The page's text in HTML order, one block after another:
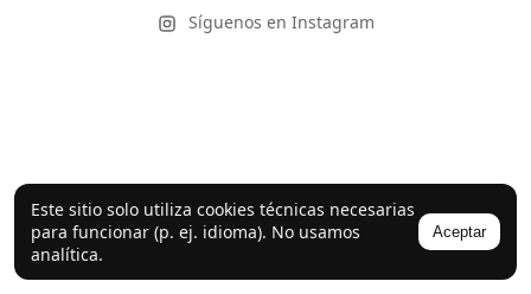
Este sitio solo utiliza cookies técnicas necesarias
para funcionar (p. ej. idioma). No usamos
analítica.
Aceptar
Síguenos en Instagram